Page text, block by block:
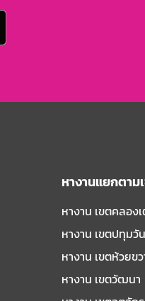
หางานแยกตาม
หางาน เขตคลอง
หางาน เขตปทุมวัน
หางาน เขตห้วยข
หางาน เขตวัฒนา